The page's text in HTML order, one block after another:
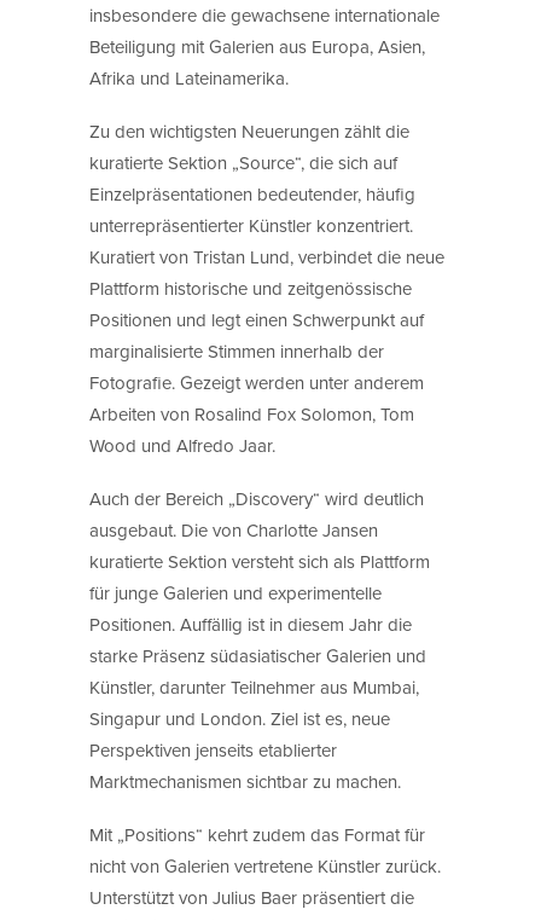
insbesondere die gewachsene internationale
Beteiligung mit Galerien aus Europa, Asien,
Afrika und Lateinamerika.
Zu den wichtigsten Neuerungen zählt die
kuratierte Sektion „Source“, die sich auf
Einzelpräsentationen bedeutender, häufig
unterrepräsentierter Künstler konzentriert.
Kuratiert von Tristan Lund, verbindet die neue
Plattform historische und zeitgenössische
Positionen und legt einen Schwerpunkt auf
marginalisierte Stimmen innerhalb der
Fotografie. Gezeigt werden unter anderem
Arbeiten von Rosalind Fox Solomon, Tom
Wood und Alfredo Jaar.
Auch der Bereich „Discovery“ wird deutlich
ausgebaut. Die von Charlotte Jansen
kuratierte Sektion versteht sich als Plattform
für junge Galerien und experimentelle
Positionen. Auffällig ist in diesem Jahr die
starke Präsenz südasiatischer Galerien und
Künstler, darunter Teilnehmer aus Mumbai,
Singapur und London. Ziel ist es, neue
Perspektiven jenseits etablierter
Marktmechanismen sichtbar zu machen.
Mit „Positions“ kehrt zudem das Format für
nicht von Galerien vertretene Künstler zurück.
Unterstützt von Julius Baer präsentiert die